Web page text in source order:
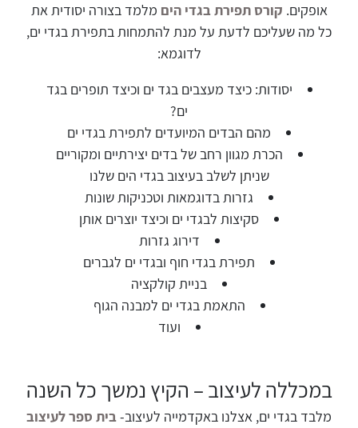
אופקים. קורס תפירת בגדי הים מלמד בצורה יסודית את
כל מה שעליכם לדעת על מנת להתמחות בתפירת בגדי ים,
לדוגמא:
יסודות: כיצד מעצבים בגד ים וכיצד תופרים בגד
ים?
מהם הבדים המיועדים לתפירת בגדי ים
הכרת מגוון רחב של בדים יצירתיים ומקוריים
שניתן לשלב בעיצוב בגדי הים שלנו
גזרות בדוגמאות וטכניקות שונות
סקיצות לבגדי ים וכיצד יוצרים אותן
דירוג גזרות
תפירת בגדי חוף ובגדי ים לגברים
בניית קולקציה
התאמת בגדי ים למבנה הגוף
ועוד
במכללה לעיצוב – הקיץ נמשך כל השנה
מלבד בגדי ים, אצלנו באקדמייה לעיצוב-בית ספר לעיצוב